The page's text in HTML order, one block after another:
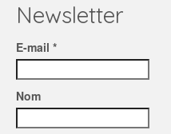
Newsletter
E-mail *
Nom